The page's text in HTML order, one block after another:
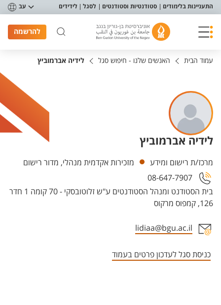
תפריט נגישות
התעניינות בלימודים סטודנטיות וסטודנטים לסגל לידידים עב
להרשמה
עמוד הבית האנשים שלנו - חיפוש סגל לידיה אברמוביץ
לידיה אברמוביץ
יחידות
מרכז/ת רישום ומידע מזכירות אקדמית מנהלי, מדור רישום
בית הסטודנט ומנהל הסטודנטים ע"ש זלוטובסקי - 70 קומה 1 חדר
126, קמפוס מרקוס
08-647-7907
lidiaa@bgu.ac.il
כניסת סגל לעדכון פרטים בעמוד